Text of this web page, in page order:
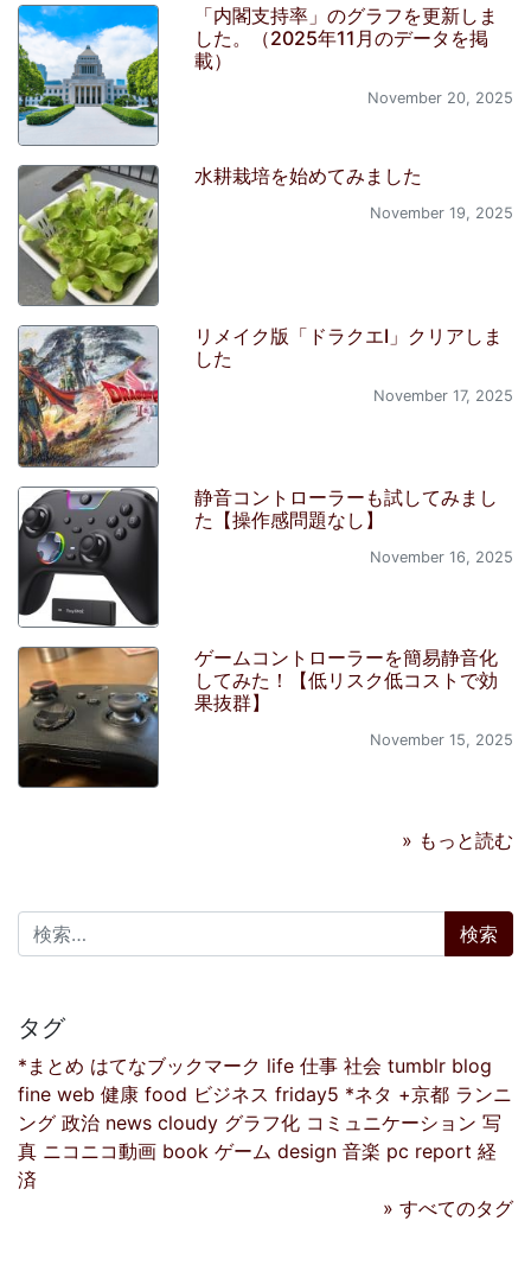
「内閣支持率」のグラフを更新しま
した。（2025年11月のデータを掲
載）
November 20, 2025
水耕栽培を始めてみました
November 19, 2025
リメイク版「ドラクエI」クリアしま
した
November 17, 2025
静音コントローラーも試してみまし
た【操作感問題なし】
November 16, 2025
ゲームコントローラーを簡易静音化
してみた！【低リスク低コストで効
果抜群】
November 15, 2025
» もっと読む
検索:
タグ
*まとめ はてなブックマーク life 仕事 社会 tumblr blog
fine web 健康 food ビジネス friday5 *ネタ +京都 ランニ
ング 政治 news cloudy グラフ化 コミュニケーション 写
真 ニコニコ動画 book ゲーム design 音楽 pc report 経
済
» すべてのタグ